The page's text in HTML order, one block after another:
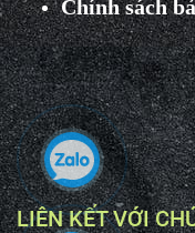
Chính sách
LIÊN KẾT VỚI